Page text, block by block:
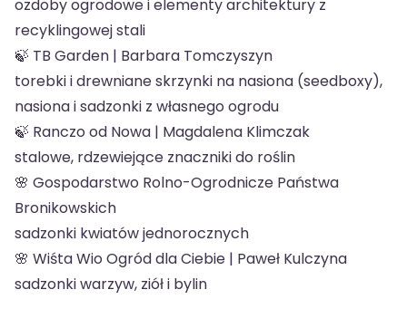
ozdoby ogrodowe i elementy architektury z
recyklingowej stali
🍃 TB Garden | Barbara Tomczyszyn
torebki i drewniane skrzynki na nasiona (seedboxy),
nasiona i sadzonki z własnego ogrodu
🍃 Ranczo od Nowa | Magdalena Klimczak
stalowe, rdzewiejące znaczniki do roślin
🌸 Gospodarstwo Rolno-Ogrodnicze Państwa
Bronikowskich
sadzonki kwiatów jednorocznych
🌸 Wiśta Wio Ogród dla Ciebie | Paweł Kulczyna
sadzonki warzyw, ziół i bylin